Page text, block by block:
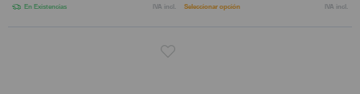
En Existencias IVA incl. Seleccionar opción IVA incl.